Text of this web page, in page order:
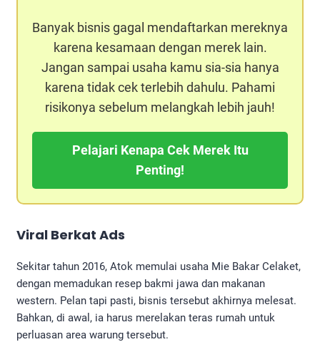
Banyak bisnis gagal mendaftarkan mereknya
karena kesamaan dengan merek lain.
Jangan sampai usaha kamu sia-sia hanya
karena tidak cek terlebih dahulu. Pahami
risikonya sebelum melangkah lebih jauh!
Pelajari Kenapa Cek Merek Itu
Penting!
Viral Berkat Ads
Sekitar tahun 2016, Atok memulai usaha Mie Bakar Celaket,
dengan memadukan resep bakmi jawa dan makanan
western. Pelan tapi pasti, bisnis tersebut akhirnya melesat.
Bahkan, di awal, ia harus merelakan teras rumah untuk
perluasan area warung tersebut.